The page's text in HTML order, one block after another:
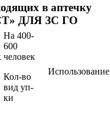
в аптечку
ДЛЯ ЗС ГО
На 400-
600
человек
Кол-во
вид уп-
ки
Использование